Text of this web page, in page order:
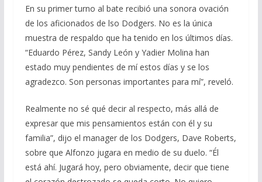
En su primer turno al bate recibió una sonora ovación
de los aficionados de lso Dodgers. No es la única
muestra de respaldo que ha tenido en los últimos días.
“Eduardo Pérez, Sandy León y Yadier Molina han
estado muy pendientes de mí estos días y se los
agradezco. Son personas importantes para mí”, reveló.
Realmente no sé qué decir al respecto, más allá de
expresar que mis pensamientos están con él y su
familia”, dijo el manager de los Dodgers, Dave Roberts,
sobre que Alfonzo jugara en medio de su duelo. “Él
está ahí. Jugará hoy, pero obviamente, decir que tiene